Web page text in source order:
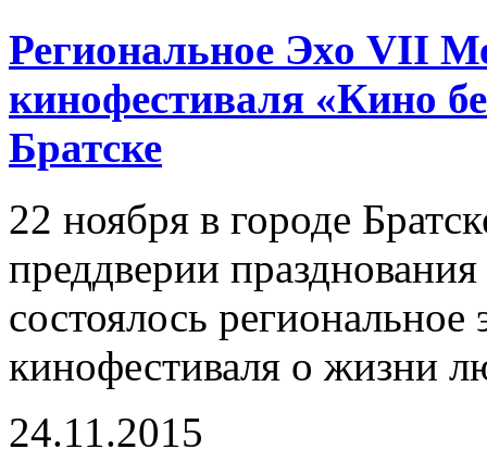
Региональное Эхо VII
кинофестиваля «Кино
Братске
22 ноября в городе
преддверии
состоялось
кинофестиваля о жизни
24.11.2015